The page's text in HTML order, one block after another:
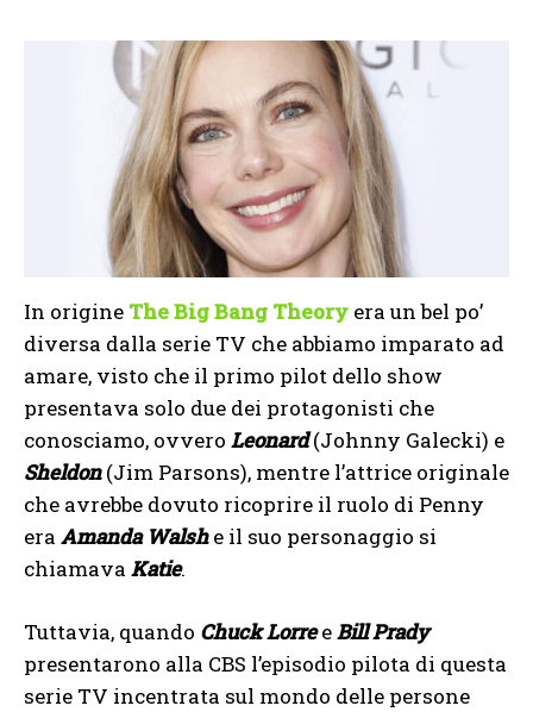
In origine The Big Bang Theory era un bel po’
diversa dalla serie TV che abbiamo imparato ad
amare, visto che il primo pilot dello show
presentava solo due dei protagonisti che
conosciamo, ovvero Leonard (Johnny Galecki) e
Sheldon(Jim Parsons), mentre l’attrice originale
che avrebbe dovuto ricoprire il ruolo di Penny
era Amanda Walshe il suo personaggio si
chiamava Katie.
Tuttavia, quando Chuck LorreeBill Prady
presentarono alla CBS l’episodio pilota di questa
serie TV incentrata sul mondo delle persone